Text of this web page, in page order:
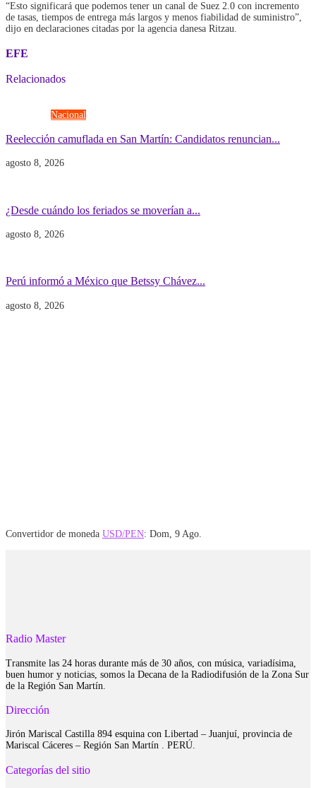
“Esto significará que podemos tener un canal de Suez 2.0 con incremento
de tasas, tiempos de entrega más largos y menos fiabilidad de suministro”,
dijo en declaraciones citadas por la agencia danesa Ritzau.
EFE
Relacionados
Nacional
Reelección camuflada en San Martín: Candidatos renuncian...
agosto 8, 2026
¿Desde cuándo los feriados se moverían a...
agosto 8, 2026
Perú informó a México que Betssy Chávez...
agosto 8, 2026
Convertidor de moneda USD/PEN: Dom, 9 Ago.
Radio Master
Transmite las 24 horas durante más de 30 años, con música, variadísima,
buen humor y noticias, somos la Decana de la Radiodifusión de la Zona Sur
de la Región San Martín.
Dirección
Jirón Mariscal Castilla 894 esquina con Libertad – Juanjuí, provincia de
Mariscal Cáceres – Región San Martín . PERÚ.
Categorías del sitio